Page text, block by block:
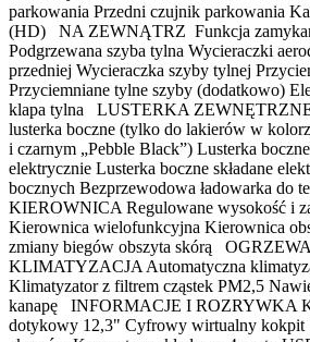
parkowania Przedni czujnik parkowania
(HD) NA ZEWNĄTRZ Funkcja
Podgrzewana szyba tylna Wycieraczki
przedniej Wycieraczka szyby tylnej
Przyciemniane tylne szyby (dodatkowo)
klapa tylna LUSTERKA ZEWNĘTRZNE
lusterka boczne (tylko do lakierów w
i czarnym „Pebble Black”) Lusterka
elektrycznie Lusterka boczne składane
bocznych Bezprzewodowa ładowarka do
KIEROWNICA Regulowane wysokość i
Kierownica wielofunkcyjna Kierownica
zmiany biegów obszyta skórą
KLIMATYZACJA Automatyczna
Klimatyzator z filtrem cząstek PM2,5
kanapę INFORMACJE I ROZRYWKA
dotykowy 12,3" Cyfrowy wirtualny kokpit